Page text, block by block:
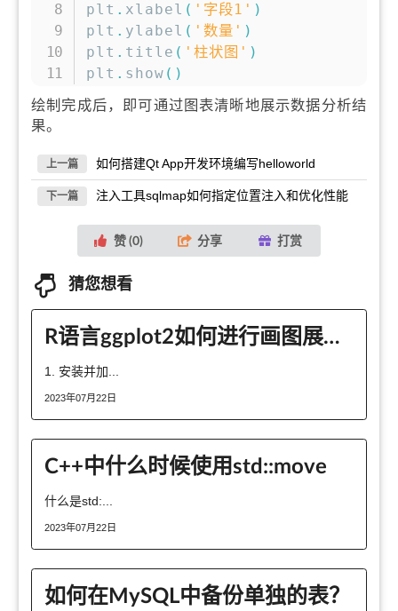
plt . xlabel ( '字段1' )
plt . ylabel ( '数量' )
plt . title ( '柱状图' )
plt . show ( )
绘制完成后，即可通过图表清晰地展示数据分析结
果。
上一篇 如何搭建Qt App开发环境编写helloworld
下一篇 注入工具sqlmap如何指定位置注入和优化性能
赞 (0) 分享 打赏
猜您想看
R语言ggplot2如何进行画图展示多变量两两之间相关系数
1. 安装并加...
2023年07月22日
C++中什么时候使用std::move​
什么是std:...
2023年07月22日
如何在MySQL中备份单独的表？